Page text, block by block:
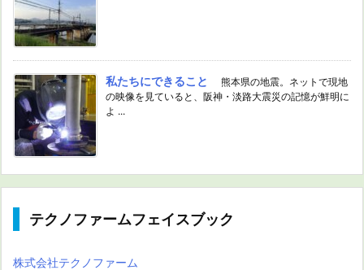
私たちにできること
熊本県の地震。ネットで現地
の映像を見ていると、阪神・淡路大震災の記憶が鮮明に
よ ...
テクノファームフェイスブック
株式会社テクノファーム